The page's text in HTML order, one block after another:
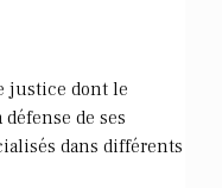
justice dont le
de ses
dans différents